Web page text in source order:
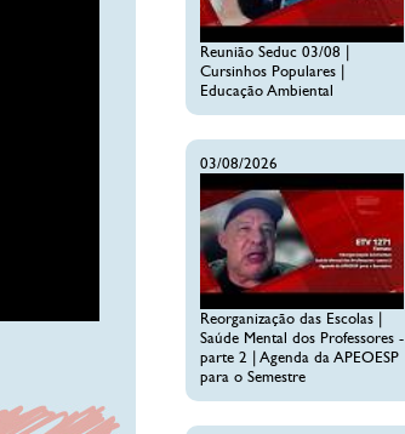
Reunião Seduc 03/08 |
Cursinhos Populares |
Educação Ambiental
03/08/2026
Reorganização das Escolas |
Saúde Mental dos Professores -
parte 2 | Agenda da APEOESP
para o Semestre